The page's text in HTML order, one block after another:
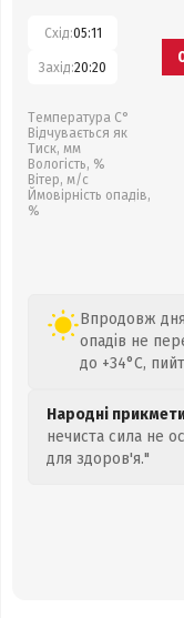
Схід:05:11
Захід:20:20
Температура С°
Відчувається як
Тиск, мм
Вологість, %
Вітер, м/с
Ймовірність опадів,
%
Впродовж
опадів не
до +34°C,
Народні
нечиста сила не
для здоров'я."